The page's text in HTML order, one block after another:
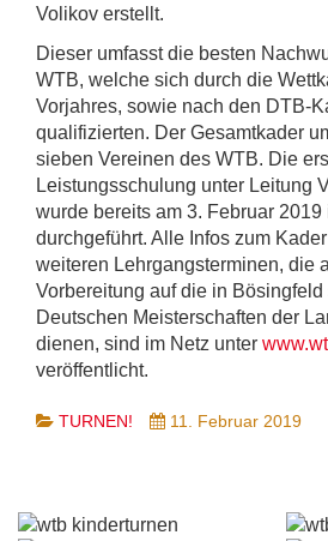
Volikov erstellt.
Dieser umfasst die besten
WTB, welche sich durch die
Vorjahres, sowie nach den DTB-
qualifizierten. Der Gesamtkader
sieben Vereinen des WTB. Die
Leistungsschulung unter Leitung
wurde bereits am 3. Februar
durchgeführt. Alle Infos zum
weiteren Lehrgangsterminen, die
Vorbereitung auf die in Bösingfeld
Deutschen Meisterschaften der
dienen, sind im Netz unter
veröffentlicht.
TURNEN! 11. Februar 2019